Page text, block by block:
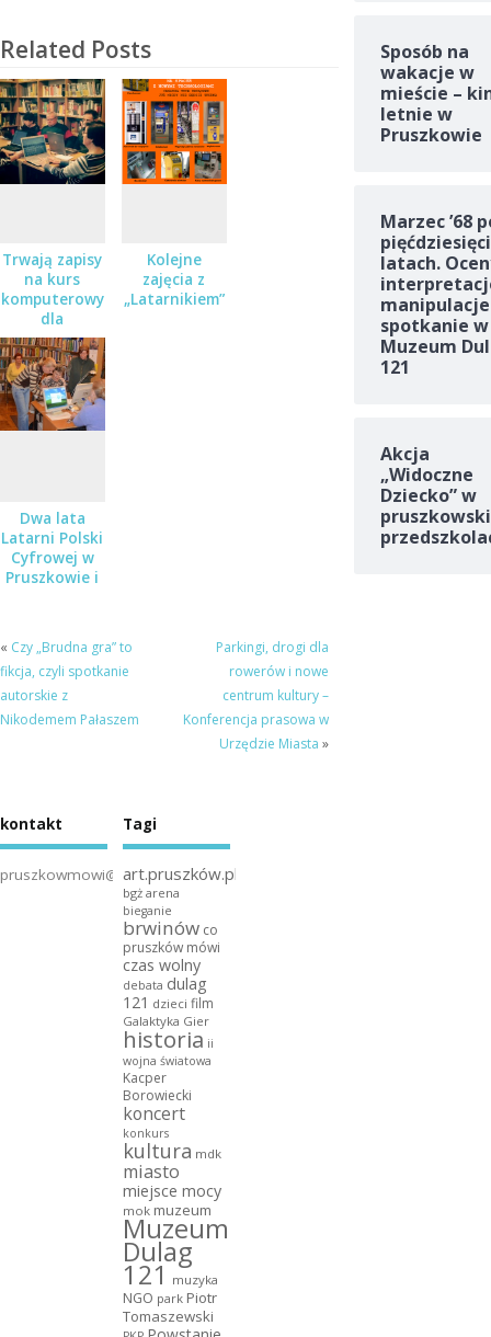
Related Posts
Trwają zapisy
na kurs
komputerowy
dla
średniozaawansowanych
dla osób 50+
Kolejne
zajęcia z
„Latarnikiem”
Dwa lata
Latarni Polski
Cyfrowej w
Pruszkowie i
« Czy „Brudna gra” to
fikcja, czyli spotkanie
autorskie z
Nikodemem Pałaszem
Parkingi, drogi dla
rowerów i nowe
centrum kultury –
Konferencja prasowa w
Urzędzie Miasta »
Sposób na
wakacje w
mieście –
letnie w
Pruszkowie
Marzec ’68
latach.
spotkanie w
Muzeum
121
Akcja
„Widoczne
Dziecko” w
kontakt
pruszkowmowi@gmail.com
Tagi
art.pruszków.pl
bgż arena
bieganie
brwinów co
pruszków mówi
czas wolny
debata dulag
121 dzieci film
Galaktyka Gier
historia ii
wojna światowa
Kacper
Borowiecki
koncert
konkurs
kultura mdk
miasto
miejsce mocy
mok muzeum
Muzeum
Dulag
121 muzyka
NGO park Piotr
Tomaszewski